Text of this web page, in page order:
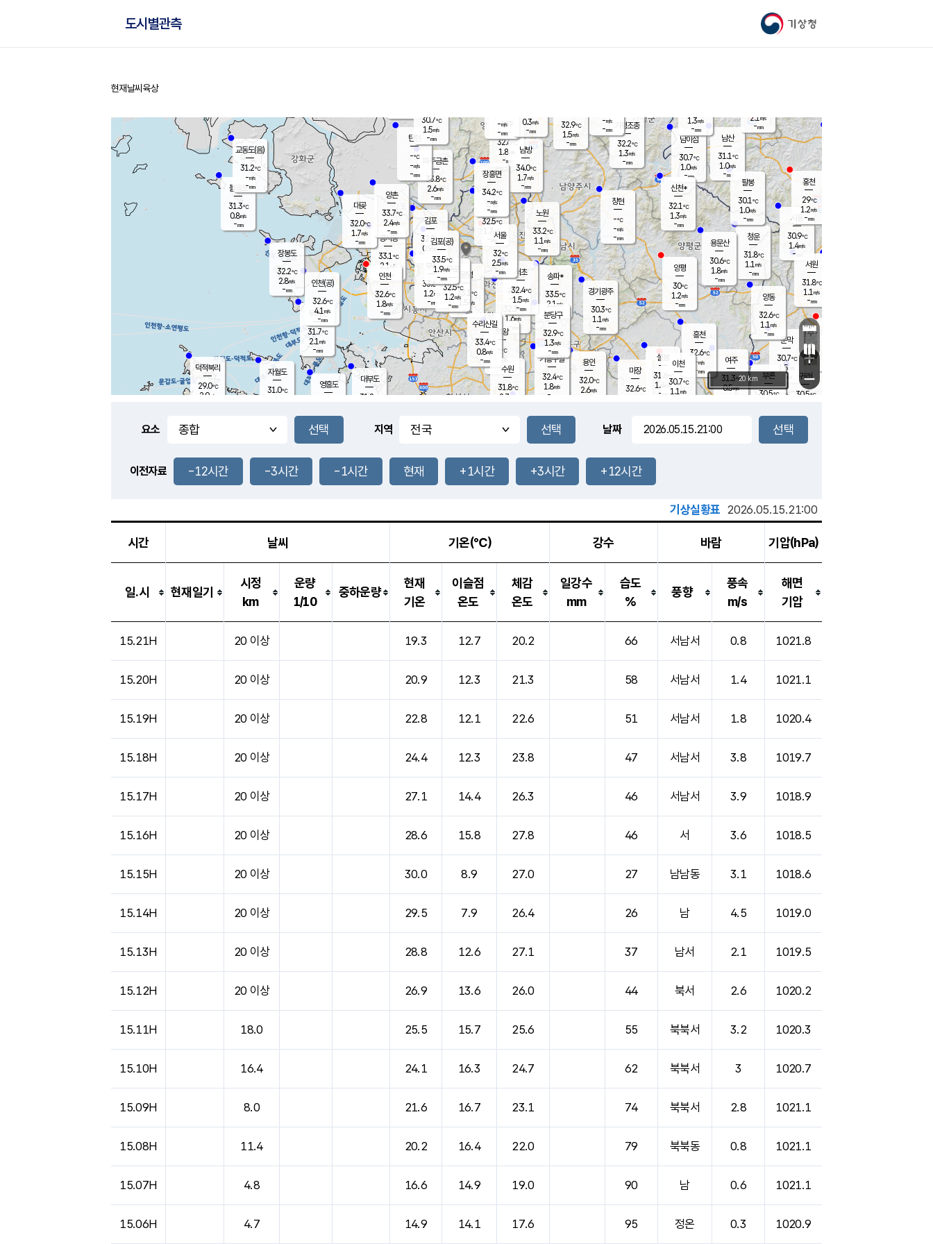
기상청
도시별관측
홈
현재날씨 육상
풍도
1.7m/s
문막
30.7℃
1.5m/s
mm
남이섬
30.7℃
1.0m/s
-mm
무의도
31.7℃
2.1 m/s
-mm
영흥도
볼음도
31.3℃
0.8m/s
-mm
자월도
31.0℃
양주
32.6℃
1.8
-mm
부론
30.5℃
과천
32.3℃
1.6m/s
- mm
남산
31.1℃
1.0m/s
-mm
장봉도
32.2℃
2.8m/s
-mm
-mm
청운
31.8℃
1.1 m/s
-mm
팔봉
30.1℃
1.0m/s
-mm
-mm
용인
32.0℃
2.6m/s
여주
31.3℃
0.5m/s
양동
32.6℃
1.1m/s
-mm
경기광주
30.3℃
1.1 m/s
-mm
장호원
1.3m/s
-mm
31.0
℃
대부도
31.8
-
경서동
33.1℃
2.1 m/s
-mm
파주금촌
33.8℃
2.6m/s
-mm
가평조종
32.2℃
1.3m/s
-mm
32.9℃
1.5m/s
-mm
대곶
32.0℃
1.7m/s
-mm
신천*
32.1℃
1.3m/s
-mm
창현
-℃
-m/s
-mm
탄현
-℃
-m/s
-mm
-m/s
-mm
31.6℃
2.0m/s
-mm
흥천
32.6℃
-m/s
-mm
마장
32.6℃
의왕
- ℃
m/s
mm
김포
32.8℃
0.9 m/s
mm
설봉
31.6
1.4 m/s
- mm
광명
33.1
℃
1.5 m/s
-mm
부천
33.6℃
1.2m/s
-mm
-mm
양촌
33.7℃
2.4m/s
-mm
구로
32.5℃
1.2m/s
-mm
은평
32.5℃
1.7 m/s
- mm
노원
33.2℃
1.1 m/s
-mm
송파*
33.5℃
2.1 m/s
-mm
서초
32.4℃
1.5m/s
-mm
남방
34.0℃
1.7m/s
-mm
기흥구갈
32.4℃
1.8m/s
-
수리산길
33.4℃
0.8m/s
-mm
분당구
32.9℃
1.3m/s
-mm
장흥면
34.2℃
-m/s
-mm
-m/s
-mm
시동
30.9℃
1.4m/s
- mm
귀래
30.5℃
서원
31.8℃
1.1 m/s
-mm
용문산
30.6℃
1.8m/s
-mm
덕적북리
29.0℃
2.9m/s
인천(공)
32.6℃
4.1 m/s
-mm
김포(공)
33.5℃
1.9m/s
-mm
교동도(음)
31.2℃
-m/s
-mm
홍천
29℃
1.2m/s
-mm
이천
30.7℃
1.1 m/s
양평
30℃
1.2m/s
-mm
수원
31.8℃
2.7 m/s
인천
32.6℃
1.8m/s
-mm
서울
32℃
2.5m/s
-mm
2.1 m/s
-mm
30.7℃
1.5m/s
-mm
0.3m/s
-mm
+
−
20 km
요소 지역 날짜
이전자료 -12시간 -3시간 -1시간 현재 +1시간 +3시간 +12시간
기상실황표 2026.05.15.21:00
시간 날씨 기온(℃) 강수 바람 기압(hPa)
일.시 현재일기
시정
km
운량
1/10
중하운량
현재
기온
이슬점
온도
체감
온도
일강수
mm
습도
%
풍향
풍속
m/s
해면
기압
15.21H 20 이상 19.3 12.7 20.2 66 서남서 0.8 1021.8
15.20H 20 이상 20.9 12.3 21.3 58 서남서 1.4 1021.1
15.19H 20 이상 22.8 12.1 22.6 51 서남서 1.8 1020.4
15.18H 20 이상 24.4 12.3 23.8 47 서남서 3.8 1019.7
15.17H 20 이상 27.1 14.4 26.3 46 서남서 3.9 1018.9
15.16H 20 이상 28.6 15.8 27.8 46 서 3.6 1018.5
15.15H 20 이상 30.0 8.9 27.0 27 남남동 3.1 1018.6
15.14H 20 이상 29.5 7.9 26.4 26 남 4.5 1019.0
15.13H 20 이상 28.8 12.6 27.1 37 남서 2.1 1019.5
15.12H 20 이상 26.9 13.6 26.0 44 북서 2.6 1020.2
15.11H 18.0 25.5 15.7 25.6 55 북북서 3.2 1020.3
15.10H 16.4 24.1 16.3 24.7 62 북북서 3 1020.7
15.09H 8.0 21.6 16.7 23.1 74 북북서 2.8 1021.1
15.08H 11.4 20.2 16.4 22.0 79 북북동 0.8 1021.1
15.07H 4.8 16.6 14.9 19.0 90 남 0.6 1021.1
15.06H 4.7 14.9 14.1 17.6 95 정온 0.3 1020.9